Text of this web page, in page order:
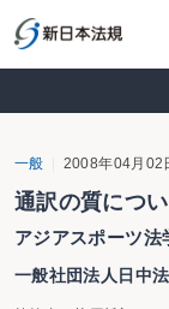
一般 2008年04月02
通訳の質につ
アジアスポーツ法
一般社団法人日中